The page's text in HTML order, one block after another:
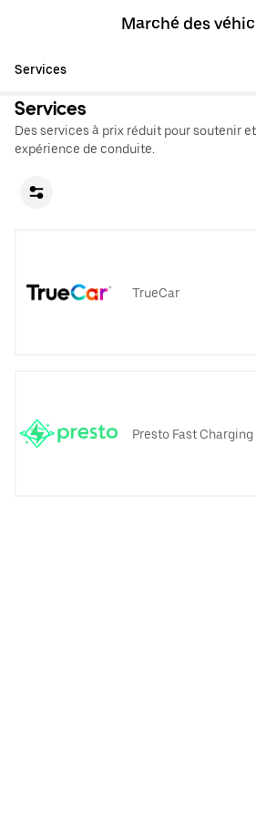
Marché des
Services
Services
Des services à prix réduit pour soutenir
expérience de conduite.
TrueCar
Presto Fast